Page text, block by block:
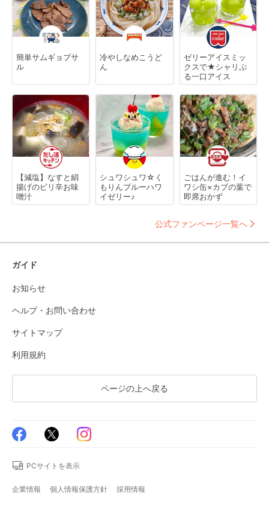
簡単サムギョプサ
ル
冷やしなめこうど
ん
ゼリーアイスミッ
クスで★シャリぷ
る一口アイス
【減塩】なすと絹
揚げのピリ辛お味
噌汁
シュワシュワ☆く
もりんブルーハワ
イゼリー♪
ごはんが進む！イ
ワシ缶×カブの葉で
即席おかず
公式ファンページ一覧へ
ガイド
お知らせ
ヘルプ・お問い合わせ
サイトマップ
利用規約
ページの上へ戻る
PCサイトを表示
企業情報 個人情報保護方針 採用情報